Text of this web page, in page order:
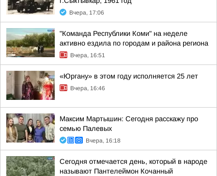
Вчера, 17:06
"Команда Республики Коми" на неделе
активно ездила по городам и района региона
Вчера, 16:51
«Юргану» в этом году исполняется 25 лет
Вчера, 16:46
Максим Мартышин: Сегодня расскажу про
семью Палевых
Вчера, 16:18
Сегодня отмечается день, который в народе
называют Пантелеймон Кочанный